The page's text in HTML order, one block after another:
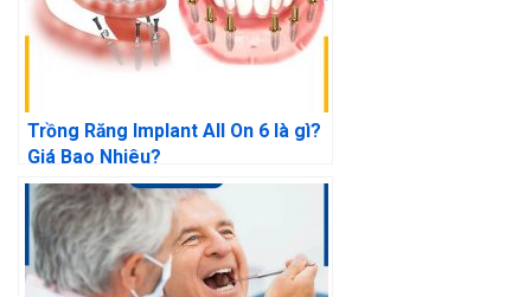
Trồng Răng Implant All On 6 là gì?
Giá Bao Nhiêu?